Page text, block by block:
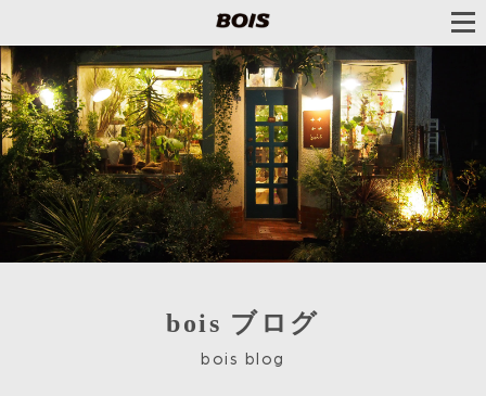
bois ブログ
bois blog